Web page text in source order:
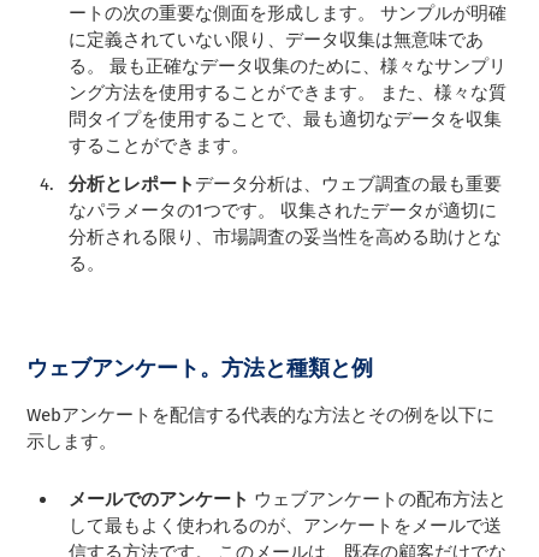
ートの次の重要な側面を形成します。 サンプルが明確
に定義されていない限り、データ収集は無意味であ
る。 最も正確なデータ収集のために、様々なサンプリ
ング方法を使用することができます。 また、様々な質
問タイプを使用することで、最も適切なデータを収集
することができます。
分析とレポート データ分析は、ウェブ調査の最も重要
なパラメータの1つです。 収集されたデータが適切に
分析される限り、市場調査の妥当性を高める助けとな
る。
ウェブアンケート。方法と種類と例
Webアンケートを配信する代表的な方法とその例を以下に
示します。
メールでのアンケート ウェブアンケートの配布方法と
して最もよく使われるのが、アンケートをメールで送
信する方法です。 このメールは、既存の顧客だけでな